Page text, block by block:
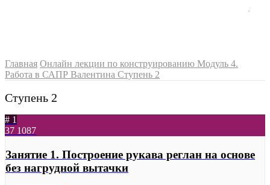
Главная Онлайн лекции по конструированию Модуль 4.
Работа в САПР Валентина Ступень 2
Ступень 2
# 1
37 1087
Занятие 1. Построение рукава реглан на основе
без нагрудной вытачки